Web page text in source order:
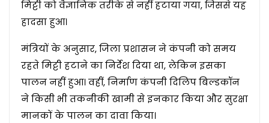
मिट्टी को वैज्ञानिक तरीके से नहीं हटाया गया, जिससे यह
हादसा हुआ।
मंत्रियों के अनुसार, जिला प्रशासन ने कंपनी को समय
रहते मिट्टी हटाने का निर्देश दिया था, लेकिन इसका
पालन नहीं हुआ। वहीं, निर्माण कंपनी दिलिप बिल्डकॉन
ने किसी भी तकनीकी खामी से इनकार किया और सुरक्षा
मानकों के पालन का दावा किया।